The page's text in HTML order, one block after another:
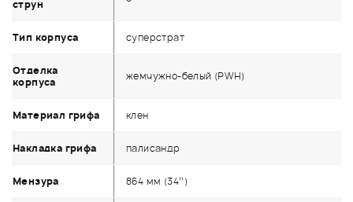
струн
Тип корпуса суперстрат
Отделка
корпуса
жемчужно-белый (PWH)
Материал грифа клен
Накладка грифа палисандр
Мензура 864 мм (34’’)